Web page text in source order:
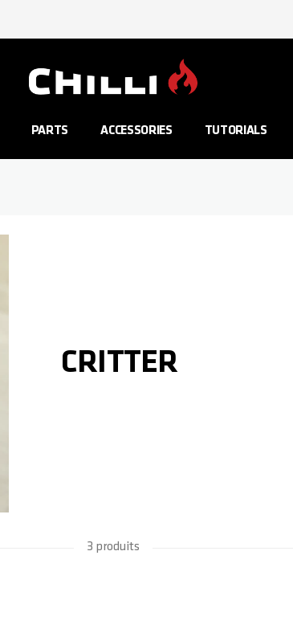
PARTS ACCESSORIES TUTORIALS
CRITTER
3 produits